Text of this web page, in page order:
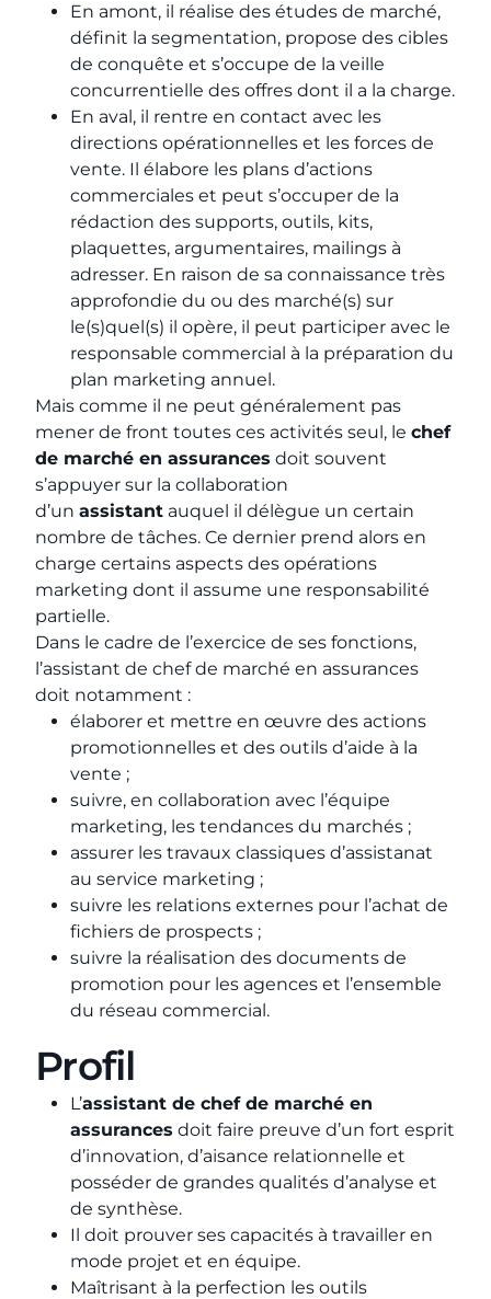
En amont, il réalise des études de marché,
définit la segmentation, propose des cibles
de conquête et s’occupe de la veille
concurrentielle des offres dont il a la charge.
En aval, il rentre en contact avec les
directions opérationnelles et les forces de
vente. Il élabore les plans d’actions
commerciales et peut s’occuper de la
rédaction des supports, outils, kits,
plaquettes, argumentaires, mailings à
adresser. En raison de sa connaissance très
approfondie du ou des marché(s) sur
le(s)quel(s) il opère, il peut participer avec le
responsable commercial à la préparation du
plan marketing annuel.
Mais comme il ne peut généralement pas
mener de front toutes ces activités seul, le chef
de marché en assurances doit souvent
s’appuyer sur la collaboration
d’un assistant auquel il délègue un certain
nombre de tâches. Ce dernier prend alors en
charge certains aspects des opérations
marketing dont il assume une responsabilité
partielle.
Dans le cadre de l’exercice de ses fonctions,
l’assistant de chef de marché en assurances
doit notamment :
élaborer et mettre en œuvre des actions
promotionnelles et des outils d’aide à la
vente ;
suivre, en collaboration avec l’équipe
marketing, les tendances du marchés ;
assurer les travaux classiques d’assistanat
au service marketing ;
suivre les relations externes pour l’achat de
fichiers de prospects ;
suivre la réalisation des documents de
promotion pour les agences et l’ensemble
du réseau commercial.
Profil
L’assistant de chef de marché en
assurances doit faire preuve d’un fort esprit
d’innovation, d’aisance relationnelle et
posséder de grandes qualités d’analyse et
de synthèse.
Il doit prouver ses capacités à travailler en
mode projet et en équipe.
Maîtrisant à la perfection les outils